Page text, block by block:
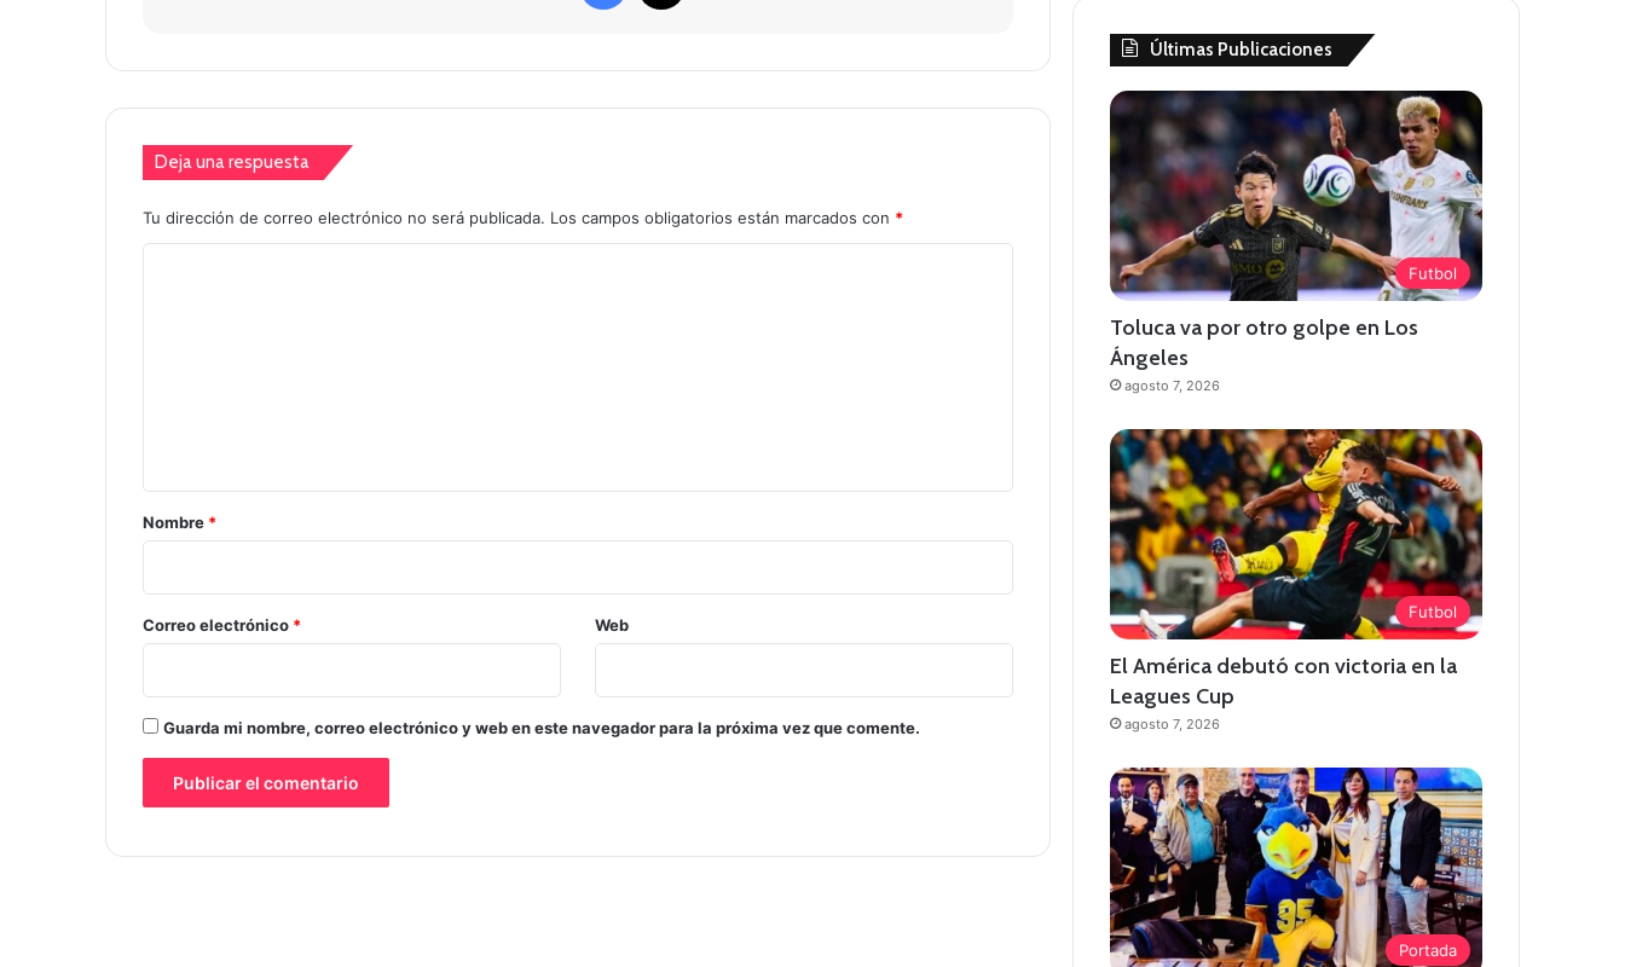
Deja una respuesta
Tu dirección de correo electrónico no será publicada. Los campos obligatorios están marcados con *
r
i
o
*
Nombre *
Correo electrónico * Web
Guarda mi nombre, correo electrónico y web en este navegador para la próxima vez que comente.
Últimas Publicaciones
Futbol
Toluca va por otro golpe en Los
Ángeles
agosto 7, 2026
Futbol
El América debutó con victoria en la
Leagues Cup
agosto 7, 2026
Portada